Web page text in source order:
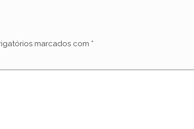
marcados com *